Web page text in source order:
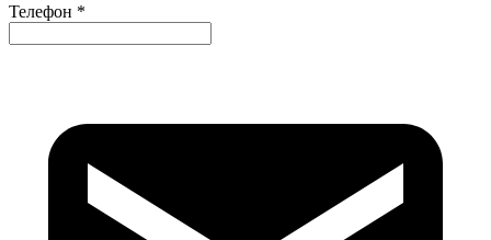
Телефон *